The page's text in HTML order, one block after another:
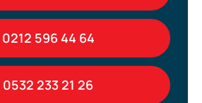
0212 596 44 64
0532 233 21 26